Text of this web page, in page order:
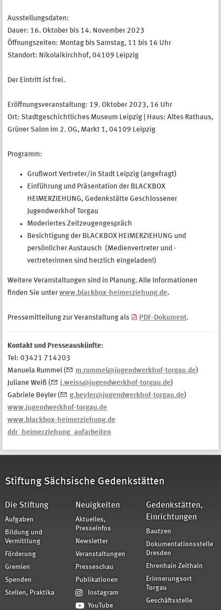
Ausstellungsdaten:
Dauer: 16. Oktober bis 14. November 2023
Öffnungszeiten: Montag bis Samstag, 11 bis 16 Uhr
Standort: Nikolaikirchhof, 04109 Leipzig
Der Eintritt ist frei.
Eröffnungsveranstaltung: 19. Oktober 2023, 16 Uhr
Ort: Stadtgeschichtliches Museum Leipzig | Haus: Altes Rathaus,
Grüner Salon im 2. OG, Markt 1, 04109 Leipzig
Programm:
Grußwort Vertreter/in Stadt Leipzig (angefragt)
Einführung und Präsentation der BLACKBOX
HEIMERZIEHUNG, Gedenkstätte Geschlossener
Jugendwerkhof Torgau
Moderiertes Zeitzeugengespräch
Besichtigung der BLACKBOX HEIMERZIEHUNG und
persönlicher Austausch (Medienvertreter und -
vertreterinnen sind herzlich eingeladen!)
Weitere Veranstaltungen sind in Planung. Alle Informationen
finden Sie unter www.blackbox-heimerziehung.de.
Pressemitteilung zur Veranstaltung als PDF-Dokument.
Kontakt und Presseauskünfte:
Tel: 03421 714203
Manuela Rummel (
m.rummel@jugendwerkhof-torgau.de)
Juliane Weiß (
j.weiss@jugendwerkhof-torgau.de)
Gabriele Beyler (
g.beyler@jugendwerkhof-torgau.de)
www.jugendwerkhof-torgau.de
www.blackbox-heimerziehung.de
ddr_heimerziehung_aufarbeiten
Stiftung Sächsische Gedenkstätten
Die Stiftung
Aufgaben
Bildung und
Vermittlung
Förderung
Gremien
Spenden
Stellen, Praktika
Neuigkeiten
Aktuelles,
Presseinfos
Newsletter
Veranstaltungen
Presseschau
Publikationen
Instagram
YouTube
Gedenkstätten,
Einrichtungen
Bautzen
Dokumentationsstelle
Dresden
Ehrenhain Zeithain
Erinnerungsort
Torgau
Geschäftsstelle